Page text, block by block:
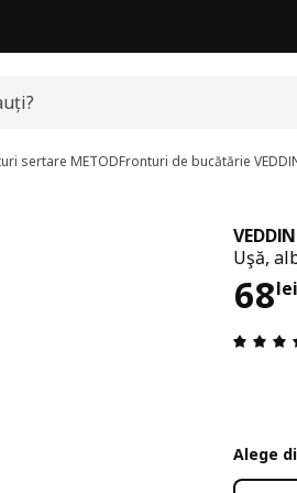
sertare METODFronturi de bucătărie
Uşă,
68lei
Alege